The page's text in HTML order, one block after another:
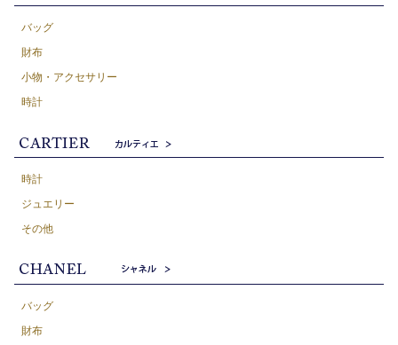
バッグ
財布
小物・アクセサリー
時計
時計
ジュエリー
その他
バッグ
財布